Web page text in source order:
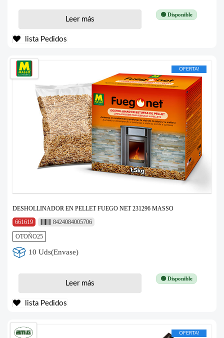
🟢 Disponible
Leer más
lista Pedidos
OFERTA!
DESHOLLINADOR EN PELLET FUEGO NET 231296 MASSO
661619
8424084005706
OTOÑO25
10 Uds(Envase)
🟢 Disponible
Leer más
lista Pedidos
OFERTA!